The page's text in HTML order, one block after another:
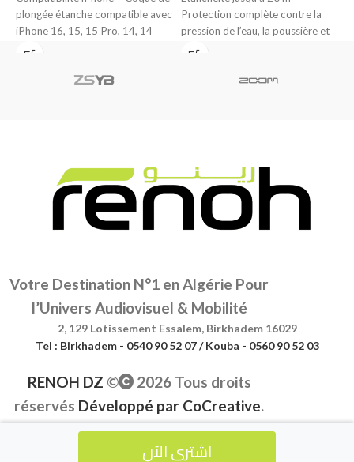
plongée étanche compatible avec
iPhone 16, 15, 15 Pro, 14, 14
Pro,
Protection complète contre la
pression de l’eau, la poussière et
les rayures,
Votre Destination N°1 en Algérie Pour
l’Univers Audiovisuel & Mobilité
2, 129 Lotissement Essalem, Birkhadem 16029
Tel : Birkhadem - 0540 90 52 07 / Kouba - 0560 90 52 03
RENOH DZ ©
2026 Tous droits
réservés Développé par CoCreative.
اشتري الآن